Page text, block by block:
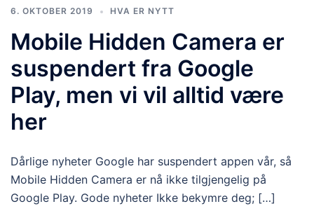
6. OKTOBER 2019 HVA ER NYTT
Mobile Hidden Camera er
suspendert fra Google
Play, men vi vil alltid være
her
Dårlige nyheter Google har suspendert appen vår, så
Mobile Hidden Camera er nå ikke tilgjengelig på
Google Play. Gode ​​nyheter Ikke bekymre deg; […]